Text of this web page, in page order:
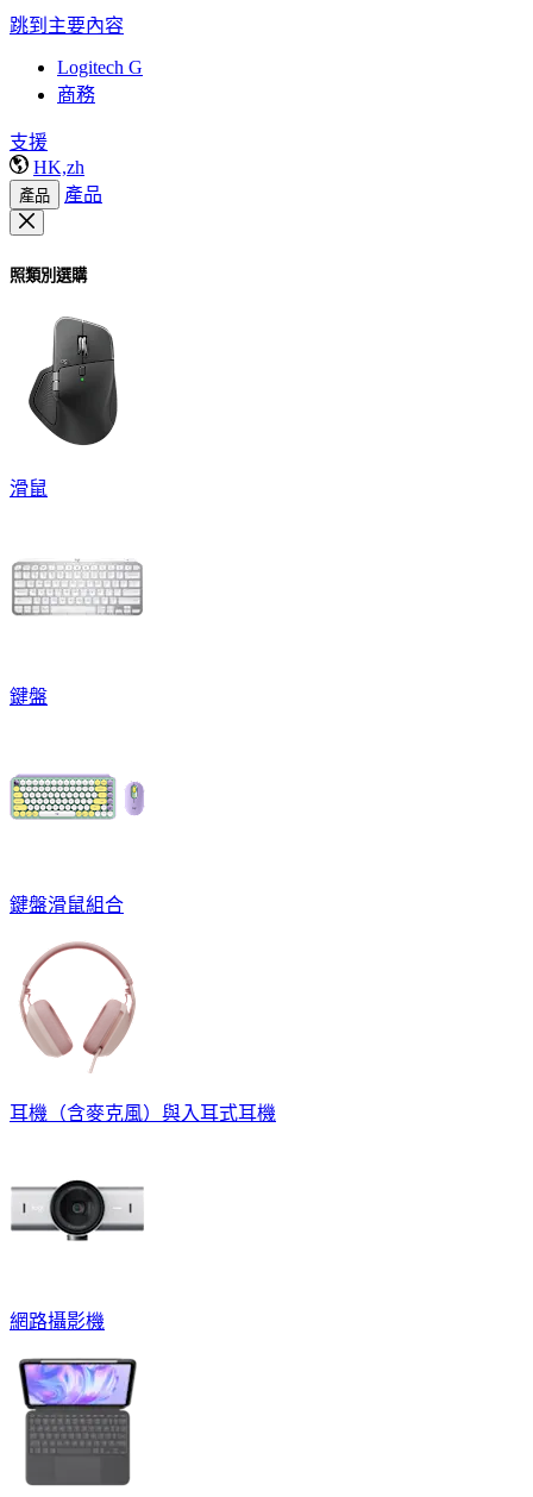
跳到主要內容
Logitech G
商務
支援
HK,zh
產品 產品
照類別選購
滑鼠
鍵盤
鍵盤滑鼠組合
耳機（含麥克風）與入耳式耳機
網路攝影機